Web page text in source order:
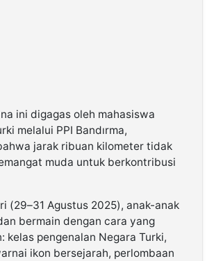
ini digagas oleh mahasiswa
melalui PPI Bandırma,
jarak ribuan kilometer tidak
muda untuk berkontribusi
(29–31 Agustus 2025), anak-anak
bermain dengan cara yang
kelas pengenalan Negara Turki,
ikon bersejarah, perlombaan